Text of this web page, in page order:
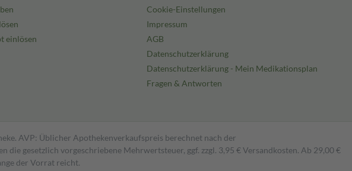
einlösen
Cookie-Einstellungen
Impressum
AGB
Datenschutzerklärung
Datenschutzerklärung - Mein Medikationsplan
Fragen & Antworten
AVP: Üblicher Apothekenverkaufspreis berechnet nach der
gesetzlich vorgeschriebene Mehrwertsteuer, ggf. zzgl. 3,95 € Versandkosten. Ab 29,00 €
der Vorrat reicht.